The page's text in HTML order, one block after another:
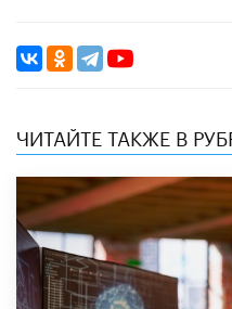
ЧИТАЙТЕ ТАКЖЕ В